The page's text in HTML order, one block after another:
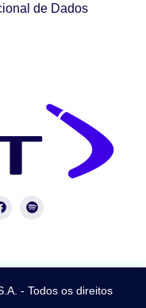
de Dados
- Todos os direitos